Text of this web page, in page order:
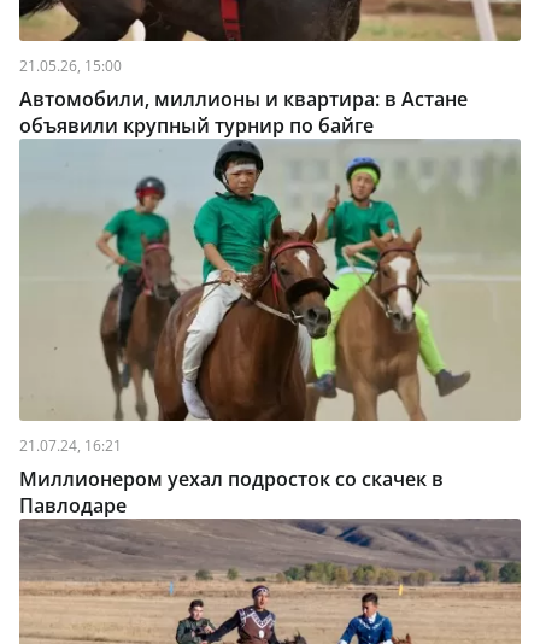
21.05.26, 15:00
Автомобили, миллионы и квартира: в Астане
объявили крупный турнир по байге
21.07.24, 16:21
Миллионером уехал подросток со скачек в
Павлодаре